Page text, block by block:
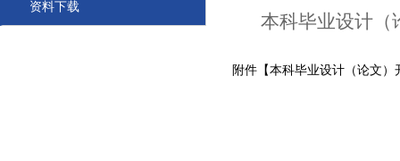
资料下载
本科毕业设计（
附件【本科毕业设计（论文）